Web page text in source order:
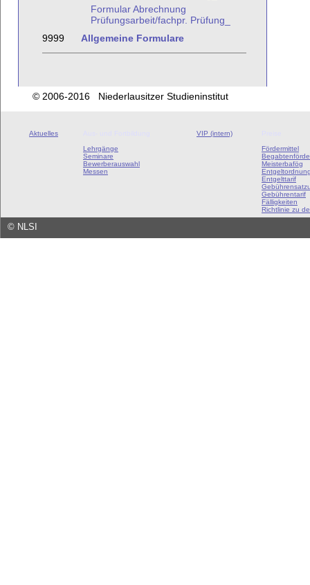
Formular Abrechnung
Prüfungsarbeit/fachpr. Prüfung_
9999
Allgemeine Formulare
© 2006-2016 Niederlausitzer Studieninstitut
Aktuelles
Lehrgänge
Seminare
Bewerberauswahl
Messen
VIP (intern)
Fördermittel
Meisterbafög
Entgelttarif
Gebührentarif
Fälligkeiten
Richtlinie zu
© NLSI